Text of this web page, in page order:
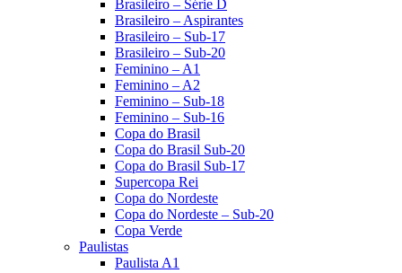
Brasileiro – Série D
Brasileiro – Aspirantes
Brasileiro – Sub-17
Brasileiro – Sub-20
Feminino – A1
Feminino – A2
Feminino – Sub-18
Feminino – Sub-16
Copa do Brasil
Copa do Brasil Sub-20
Copa do Brasil Sub-17
Supercopa Rei
Copa do Nordeste
Copa do Nordeste – Sub-20
Copa Verde
Paulistas
Paulista A1